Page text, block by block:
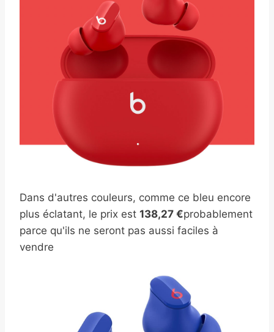
Dans d'autres couleurs, comme ce bleu encore
plus éclatant, le prix est 138,27 €probablement
parce qu'ils ne seront pas aussi faciles à
vendre